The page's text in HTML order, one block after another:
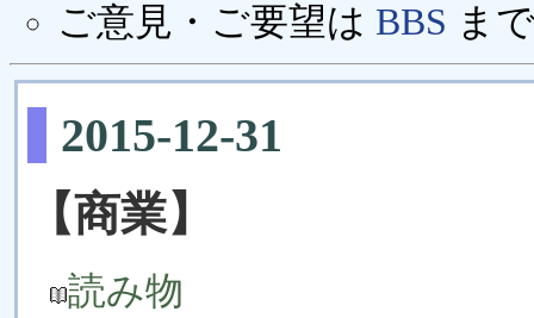
ご意見・ご要望は BBS ま
2015-12-31
【商業】
読み物